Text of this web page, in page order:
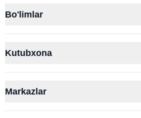
Bo'limlar
Kutubxona
Markazlar